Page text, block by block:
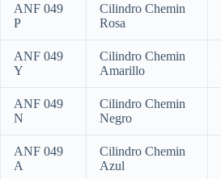
ANF 049
P
Cilindro Chemin
Rosa
ANF 049
Y
Cilindro Chemin
Amarillo
ANF 049
N
Cilindro Chemin
Negro
ANF 049
A
Cilindro Chemin
Azul